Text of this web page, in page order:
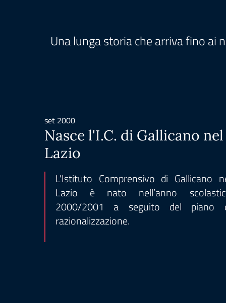
Una lunga storia che arriva fino ai
set 2000
Nasce l'I.C. di Gallicano nel
Lazio
L'Istituto Comprensivo di Gallicano
Lazio è nato nell’anno
2000/2001 a seguito del piano
razionalizzazione.